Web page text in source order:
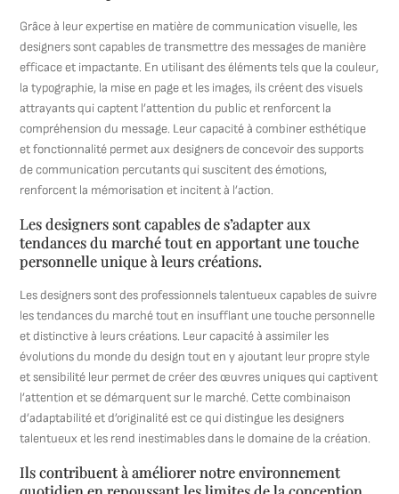
Grâce à leur expertise en matière de communication visuelle, les
designers sont capables de transmettre des messages de manière
efficace et impactante. En utilisant des éléments tels que la couleur,
la typographie, la mise en page et les images, ils créent des visuels
attrayants qui captent l’attention du public et renforcent la
compréhension du message. Leur capacité à combiner esthétique
et fonctionnalité permet aux designers de concevoir des supports
de communication percutants qui suscitent des émotions,
renforcent la mémorisation et incitent à l’action.
Les designers sont capables de s’adapter aux
tendances du marché tout en apportant une touche
personnelle unique à leurs créations.
Les designers sont des professionnels talentueux capables de suivre
les tendances du marché tout en insufflant une touche personnelle
et distinctive à leurs créations. Leur capacité à assimiler les
évolutions du monde du design tout en y ajoutant leur propre style
et sensibilité leur permet de créer des œuvres uniques qui captivent
l’attention et se démarquent sur le marché. Cette combinaison
d’adaptabilité et d’originalité est ce qui distingue les designers
talentueux et les rend inestimables dans le domaine de la création.
Ils contribuent à améliorer notre environnement